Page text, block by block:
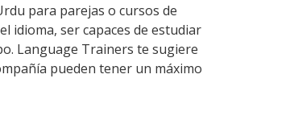
para parejas o cursos de
idioma, ser capaces de estudiar
Language Trainers te sugiere
pueden tener un máximo